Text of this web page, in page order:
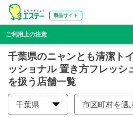
製品サイト
ご利用上の注意
千葉県のニャンとも清潔ト
ッショナル 置き方フレッシ
を扱う店舗一覧
千葉県 市区町村を選